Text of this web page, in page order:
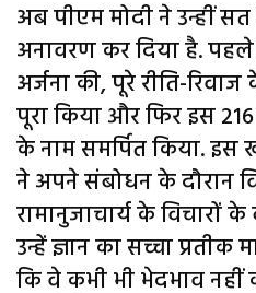
अब पीएम मोदी ने उन्हीं
अनावरण कर दिया है. पहले
अर्जना की, पूरे रीति-
पूरा किया और फिर इस
के नाम समर्पित किया. इस
ने अपने संबोधन के दौरान
रामानुजाचार्य के विचारों
उन्हें ज्ञान का सच्चा
कि वे कभी भी भेदभाव